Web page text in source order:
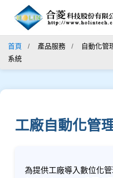
首頁 產品服務 自動化管
系統
工廠自動化管
為提供工廠導入數位化